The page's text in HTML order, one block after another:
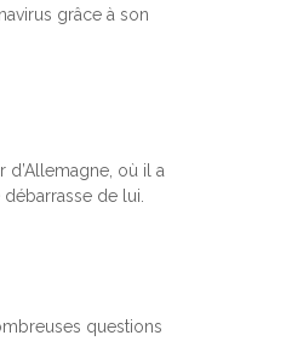
grâce à son
où il a
de lui.
questions